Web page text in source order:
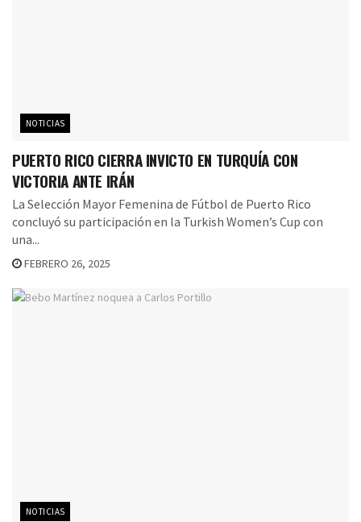
NOTICIAS
PUERTO RICO CIERRA INVICTO EN TURQUÍA CON
VICTORIA ANTE IRÁN
La Selección Mayor Femenina de Fútbol de Puerto Rico
concluyó su participación en la Turkish Women’s Cup con
una...
FEBRERO 26, 2025
NOTICIAS